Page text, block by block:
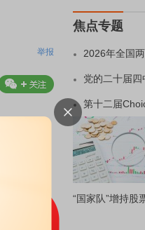
举报
焦点专题
2026年全国
党的二十届四
第十二届
“国家队”增持股